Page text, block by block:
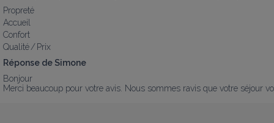
Propreté
Accueil
Confort
Qualité / Prix
Réponse de Simone
Bonjour
Merci beaucoup pour votre avis. Nous sommes ravis que votre séjour